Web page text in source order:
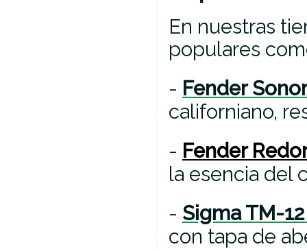
En nuestras
populares
- Fender
californiano,
- Fender
la esencia del
- Sigma TM-
con tapa de